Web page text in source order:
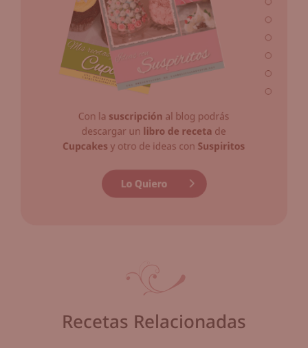
Recetas Relacionadas